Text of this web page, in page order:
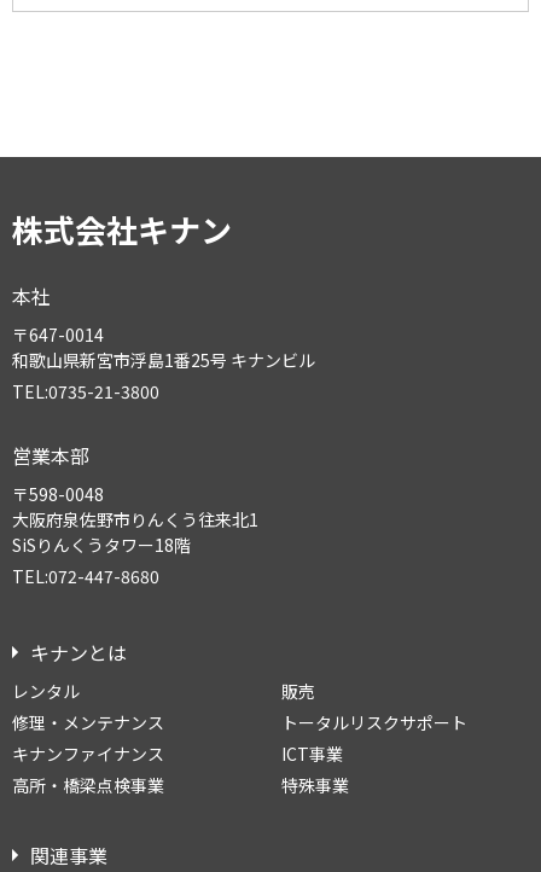
株式会社キナン
本社
〒647-0014
和歌山県新宮市浮島1番25号 キナンビル
TEL:0735-21-3800
営業本部
〒598-0048
大阪府泉佐野市りんくう往来北1
SiSりんくうタワー18階
TEL:072-447-8680
キナンとは
レンタル
販売
修理・メンテナンス
トータルリスクサポート
キナンファイナンス
ICT事業
高所・橋梁点検事業
特殊事業
関連事業